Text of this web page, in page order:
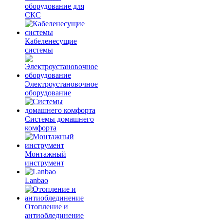
оборудование для
СКС
Кабеленесущие
системы
Электроустановочное
оборудование
Системы домашнего
комфорта
Монтажный
инструмент
Lanbao
Отопление и
антиоблединение